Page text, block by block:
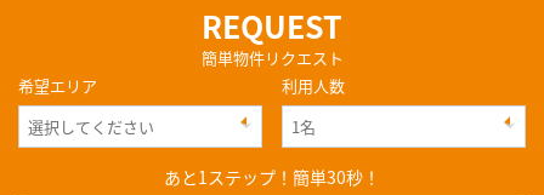
REQUEST
簡単物件リクエスト
希望エリア
利用人数
あと1ステップ！簡単30秒！